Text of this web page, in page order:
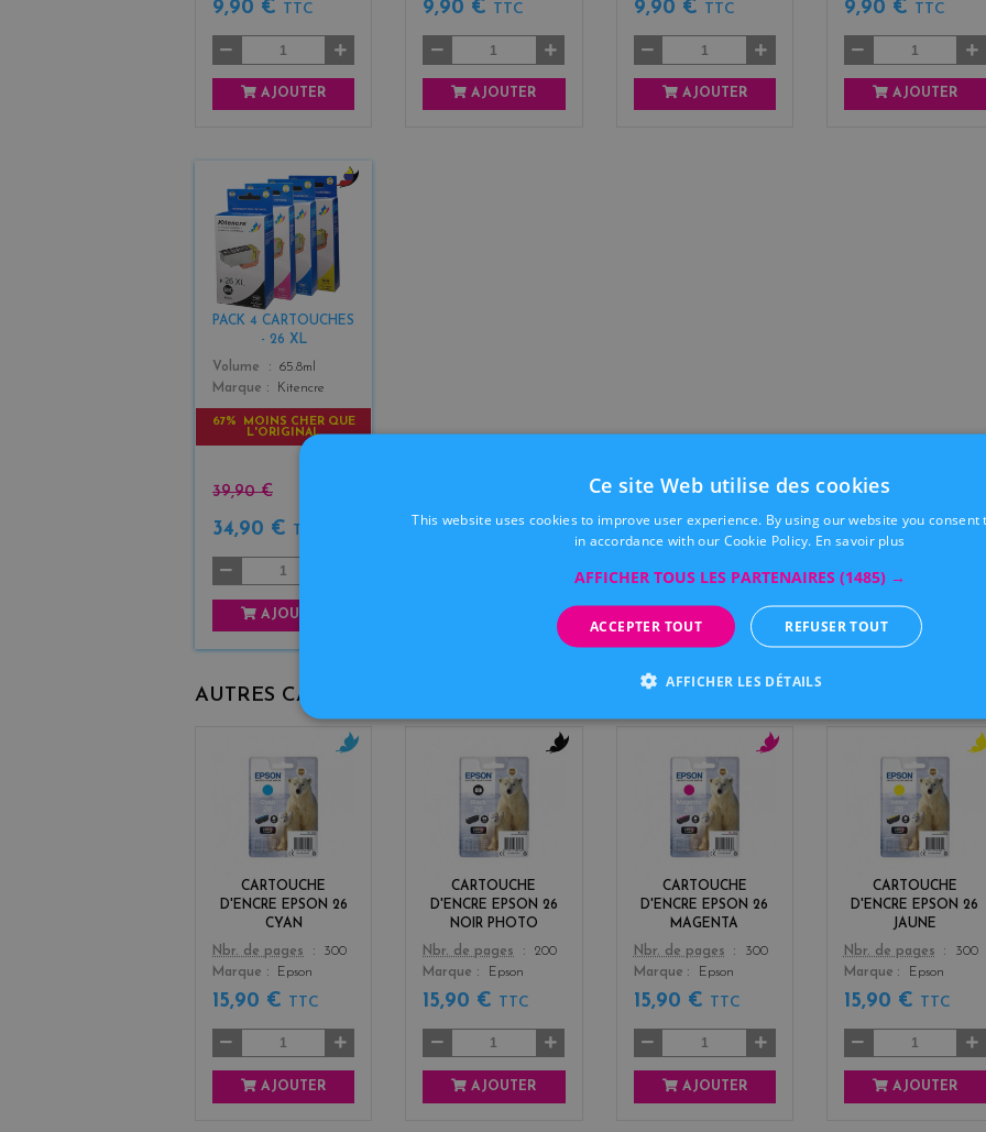
9,90 € TTC
AJOUTER
9,90 € TTC
AJOUTER
9,90 € TTC
AJOUTER
9,90 € TTC
AJOUTER
PACK 4 CARTOUCHES
- 26 XL
Color
b
l
k
3
Volume
65.8ml
Marque
Kitencre
67% MOINS CHER QUE
L'ORIGINAL
39,90 €
34,90 €
AJOUTER
AUTRES CARTOUCHES D'ORIGINE POUR EPSON EXPRESSION PREMIUM XP
CARTOUCHE
D'ENCRE EPSON 26
CYAN
Color
Nbr. de pages
300
Marque
Epson
15,90 € TTC
AJOUTER
CARTOUCHE
D'ENCRE EPSON 26
NOIR PHOTO
Color
Nbr. de pages
200
Marque
Epson
15,90 € TTC
AJOUTER
CARTOUCHE
D'ENCRE EPSON 26
MAGENTA
Color
Nbr. de pages
300
Marque
Epson
15,90 € TTC
AJOUTER
CARTOUCHE
D'ENCRE EPSON 26
JAUNE
Color
Nbr. de pages
300
Marque
Epson
15,90 € TTC
AJOUTER
Ce site Web utilise des cookies
This website uses cookies to improve user experience. By using our website you consent
in accordance with our Cookie Policy. En savoir plus
AFFICHER TOUS LES PARTENAIRES (1485) →
ACCEPTER TOUT REFUSER TOUT
AFFICHER LES DÉTAILS